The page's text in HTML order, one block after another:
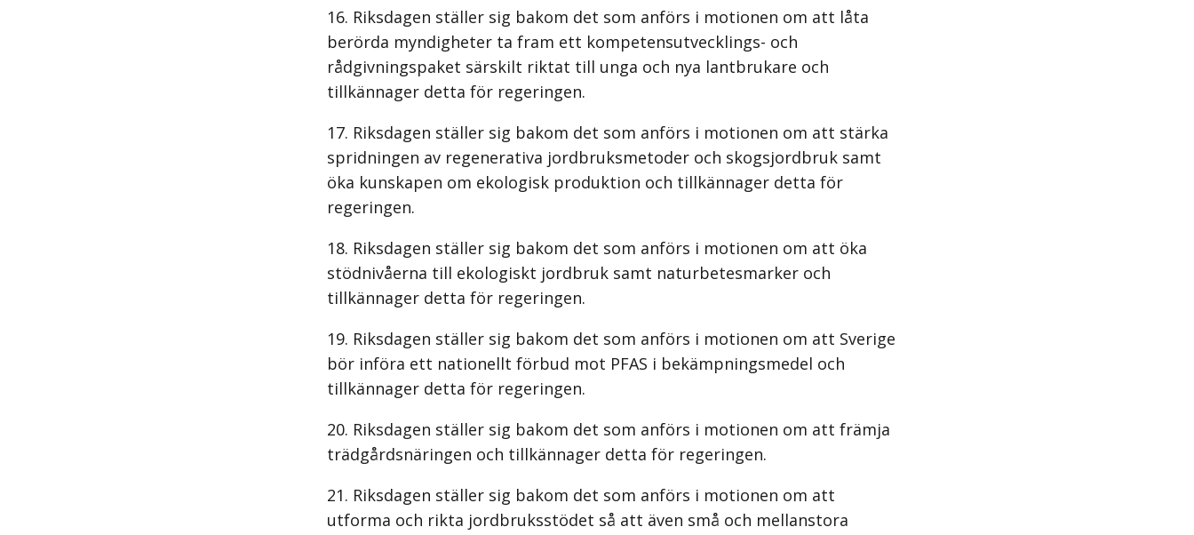
Riksdagen ställer sig bakom det som anförs i motionen om att låta
berörda myndigheter ta fram ett kompetensutvecklings- och
rådgivningspaket särskilt riktat till unga och nya lantbrukare och
tillkännager detta för regeringen.
Riksdagen ställer sig bakom det som anförs i motionen om att stärka
spridningen av regenerativa jordbruksmetoder och skogsjordbruk samt
öka kunskapen om ekologisk produktion och tillkännager detta för
regeringen.
Riksdagen ställer sig bakom det som anförs i motionen om att öka
stödnivåerna till ekologiskt jordbruk samt naturbetesmarker och
tillkännager detta för regeringen.
Riksdagen ställer sig bakom det som anförs i motionen om att Sverige
bör införa ett nationellt förbud mot PFAS i bekämpningsmedel och
tillkännager detta för regeringen.
Riksdagen ställer sig bakom det som anförs i motionen om att främja
trädgårdsnäringen och tillkännager detta för regeringen.
Riksdagen ställer sig bakom det som anförs i motionen om att
utforma och rikta jordbruksstödet så att även små och mellanstora